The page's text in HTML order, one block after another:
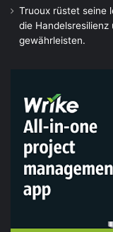
Truoux rüstet seine
die
gewährleisten.